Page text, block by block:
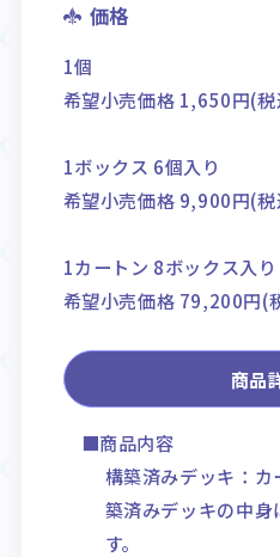
価格
1個
希望小売価格 1,650円(税
1ボックス 6個入り
希望小売価格 9,900円(税
1カートン 8ボックス入り
希望小売価格 79,200円(
商品
■商品内容
構築済みデッキ：
築済みデッキの中
す。